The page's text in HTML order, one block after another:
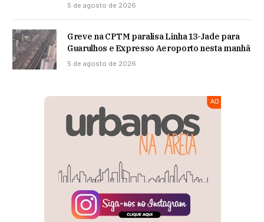
5 de agosto de 2026
Greve na CPTM paralisa Linha 13-Jade para
Guarulhos e Expresso Aeroporto nesta manhã
5 de agosto de 2026